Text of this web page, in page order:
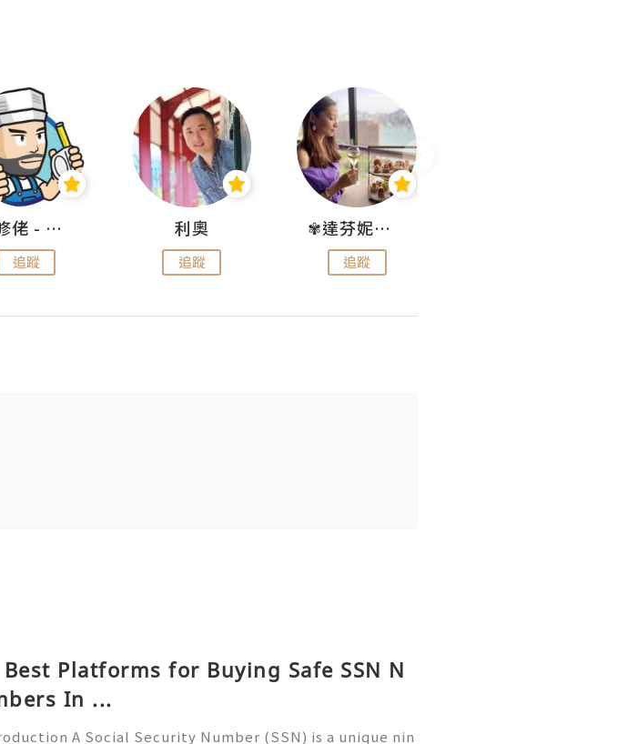
裝修佬 - 香港一站式網上裝修平台
追蹤
利奧
追蹤
✾達芬妮•愛孩子•愛生活✾
追蹤
Best Platforms for Buying Safe SSN N
In ...
A Social Security Number (SSN) is a unique nin